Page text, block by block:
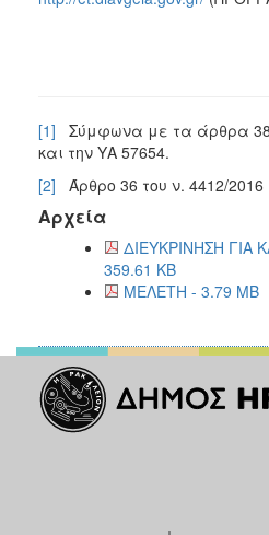
[1] Σύμφωνα με τα άρθρα 38
και την ΥΑ 57654.
[2] Άρθρο 36 του ν. 4412/2016
Αρχεία
ΔΙΕΥΚΡΙΝΗΣΗ
359.61 KB
ΜΕΛΕΤΗ - 3.79 MB